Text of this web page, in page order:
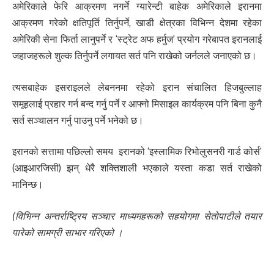
अमेरिकाले फेरि आक्रमण नगर्ने ग्यारेन्टी बाहेक अमेरिकाले इरानमा
आक्रमण गरेको क्षतिपूर्ति तिर्नुपर्ने, खाडी क्षेत्रका विभिन्न देशमा रहेका
अमेरिकी सेना फिर्ता लानुपर्ने र ‘स्ट्रेट अफ हर्मुज’ प्रयोग गरेबापत इरानलाई
जहाजहरूले शुल्क तिर्नुपर्ने लगायत सर्त पनि राखेको जर्नलले जनाएको छ।
त्यसबाहेक इसराइलले लेबननमा रहेको इरान संचालित हिजबुल्लाह
समूहलाई प्रहार गर्न बन्द गर्नु पर्ने र आफ्नो मिसाइल कार्यक्रम पनि बिना कुनै
सर्त सञ्चालन गर्नु पाउनु पर्ने भनेको छ।
इरानको सत्तामा पछिल्लो समय इरानको ‘इस्लामिक रिभोलुसनरी गार्ड कोर्स’
(आइआरजिसी) झन् धेरै शक्तिशाली भएकाले यस्ता कडा सर्त राखेको
मानिन्छ।
(विभिन्न अन्तर्राष्ट्रिय सञ्चार माध्यमहरूको सहयोगमा सेतोपाटीले तयार
पारेको सामग्री साभार गरिएको ।